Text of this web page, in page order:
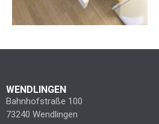
WENDLINGEN
Bahnhofstraße 100
73240 Wendlingen